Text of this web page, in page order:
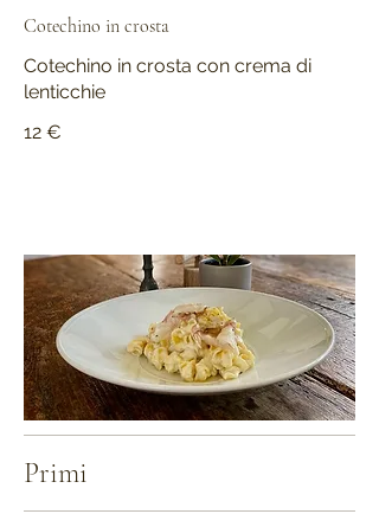
Cotechino in crosta
Cotechino in crosta con crema di
lenticchie
12 €
Primi